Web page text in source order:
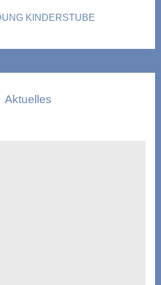
KINDERSTUBE
Aktuelles